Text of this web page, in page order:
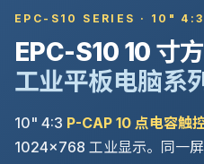
EPC-S10 SERIES · 10"
EPC-S10 10 寸
工业平板电脑系
10" 4:3 P-CAP 10 点电容触
1024×768 工业显示。同一屏